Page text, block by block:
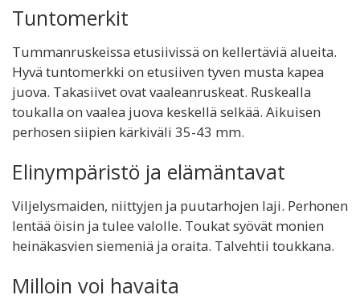
Tuntomerkit
Tummanruskeissa etusiivissä on kellertäviä alueita.
Hyvä tuntomerkki on etusiiven tyven musta kapea
juova. Takasiivet ovat vaaleanruskeat. Ruskealla
toukalla on vaalea juova keskellä selkää. Aikuisen
perhosen siipien kärkiväli 35-43 mm.
Elinympäristö ja elämäntavat
Viljelysmaiden, niittyjen ja puutarhojen laji. Perhonen
lentää öisin ja tulee valolle. Toukat syövät monien
heinäkasvien siemeniä ja oraita. Talvehtii toukkana.
Milloin voi havaita